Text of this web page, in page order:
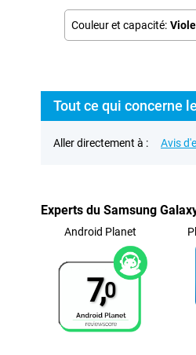
Couleur et capacité:
Tout ce qui concerne
Aller directement à : Avis
Experts du Samsung
Android Planet
7,0